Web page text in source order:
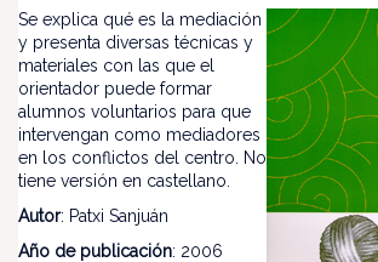
Se explica qué es la mediación
y presenta diversas técnicas y
materiales con las que el
orientador puede formar
alumnos voluntarios para que
intervengan como mediadores
en los conflictos del centro. No
tiene versión en castellano.
Autor: Patxi Sanjuán
Año de publicación: 2006